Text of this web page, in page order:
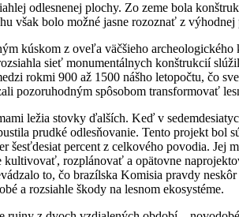
odlesnenej plochy. Zo zeme bola
však bolo možné jasne rozoznať z výhodnej
kúskom z oveľa väčšieho
sieť monumentálnych konštrukcií
rokmi 900 až 1500 nášho letopočtu, čo
pozoruhodným spôsobom transformovať
ležia stovky ďalších. Keď v
prudké odlesňovanie. Tento projekt bol
šesťdesiat percent z celkového povodia. Jej
kultivovať, rozplánovať a opätovne
to, čo brazílska Komisia pravdy
a rozsiahle škody na lesnom ekosystéme.